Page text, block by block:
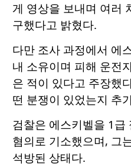
게 영상을 보내며 여러
구했다고 밝혔다.
다만 조사 과정에서 에
내 소유이며 피해 운전
은 적이 있다고 주장했
떤 분쟁이 있었는지 추
검찰은 에스키벨을 1급
혐의로 기소했으며, 그
석방된 상태다.